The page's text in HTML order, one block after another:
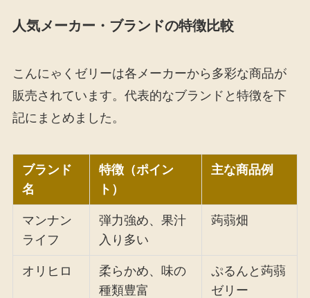
人気メーカー・ブランドの特徴比較
こんにゃくゼリーは各メーカーから多彩な商品が
販売されています。代表的なブランドと特徴を下
記にまとめました。
ブランド
名
特徴（ポイン
ト）
主な商品例
マンナン
ライフ
弾力強め、果汁
入り多い
蒟蒻畑
オリヒロ
柔らかめ、味の
種類豊富
ぷるんと蒟蒻
ゼリー